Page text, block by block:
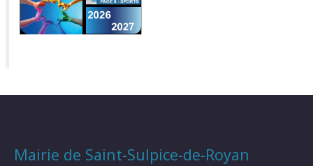
Mairie de Saint-Sulpice-de-Royan